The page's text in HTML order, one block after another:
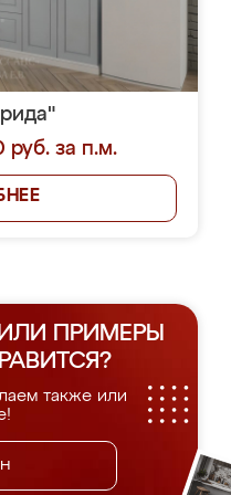
руб. за п.м.
ПРИМЕРЫ
также или